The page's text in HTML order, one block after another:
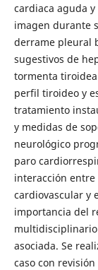
cardiaca aguda
imagen durante
derrame pleural
sugestivos de
tormenta
perfil tiroideo y
tratamiento
y medidas de
neurológico
paro
interacción
cardiovascular y
importancia del
asociada. Se
caso con